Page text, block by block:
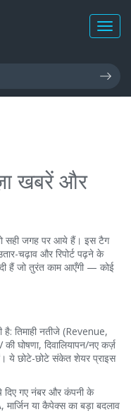
खबरें और
सही जगह पर आये हैं। इस टैग
चढ़ाव और रिपोर्ट पढ़ने के
दी हैं जो तुरंत काम आएँगी — कोई
तिमाही नतीजे (Revenue,
घोषणा, दिवालियापन/नए कर्ज़
ये छोटे-छोटे संकेत शेयर प्राइस
दिए गए नंबर और कंपनी के
या कैपेक्स का बड़ा बदलाव